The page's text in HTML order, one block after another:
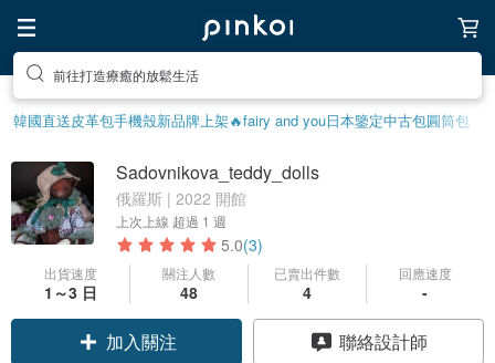
前往尋找靈感吧
韓國直送皮革包手機殼新品牌上架🔥fairy and you日本鑒定中古包圓筒包
Sadovnikova_teddy_dolls
俄羅斯 | 2022 開館
上次上線 超過 1 週
5.0(3)
出貨速度
1～3 日
關注人數
48
已賣出件數
4
回應速度
-
加入關注 聯絡設計師